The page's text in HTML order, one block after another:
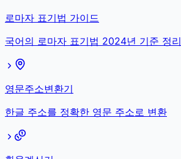
로마자 표기법 가이드
국어의 로마자 표기법 2024년 기준 정리
영문주소변환기
한글 주소를 정확한 영문 주소로 변환